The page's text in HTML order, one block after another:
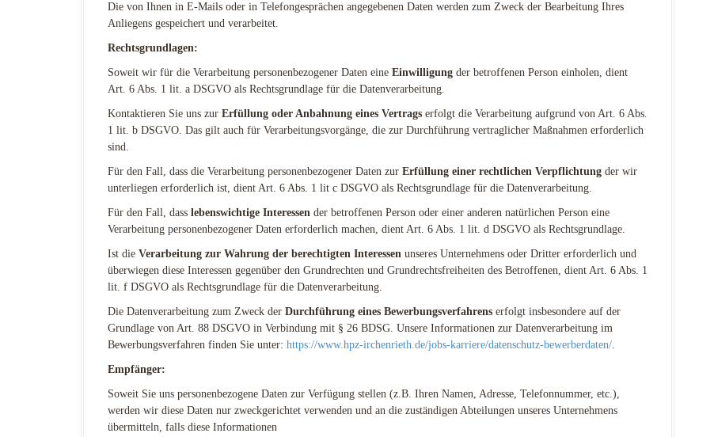
Die von Ihnen in E-Mails oder in Telefongesprächen angegebenen Daten werden zum Zweck der Bearbeitung Ihres
Anliegens gespeichert und verarbeitet.
Rechtsgrundlagen:
Soweit wir für die Verarbeitung personenbezogener Daten eine Einwilligung der betroffenen Person einholen, dient
Art. 6 Abs. 1 lit. a DSGVO als Rechtsgrundlage für die Datenverarbeitung.
Kontaktieren Sie uns zur Erfüllung oder Anbahnung eines Vertrags erfolgt die Verarbeitung aufgrund von Art. 6 Abs.
1 lit. b DSGVO. Das gilt auch für Verarbeitungsvorgänge, die zur Durchführung vertraglicher Maßnahmen erforderlich
sind.
Für den Fall, dass die Verarbeitung personenbezogener Daten zur Erfüllung einer rechtlichen Verpflichtung der wir
unterliegen erforderlich ist, dient Art. 6 Abs. 1 lit c DSGVO als Rechtsgrundlage für die Datenverarbeitung.
Für den Fall, dass lebenswichtige Interessen der betroffenen Person oder einer anderen natürlichen Person eine
Verarbeitung personenbezogener Daten erforderlich machen, dient Art. 6 Abs. 1 lit. d DSGVO als Rechtsgrundlage.
Ist die Verarbeitung zur Wahrung der berechtigten Interessen unseres Unternehmens oder Dritter erforderlich und
überwiegen diese Interessen gegenüber den Grundrechten und Grundrechtsfreiheiten des Betroffenen, dient Art. 6 Abs. 1
lit. f DSGVO als Rechtsgrundlage für die Datenverarbeitung.
Die Datenverarbeitung zum Zweck der Durchführung eines Bewerbungsverfahrens erfolgt insbesondere auf der
Grundlage von Art. 88 DSGVO in Verbindung mit § 26 BDSG. Unsere Informationen zur Datenverarbeitung im
Bewerbungsverfahren finden Sie unter: https://www.hpz-irchenrieth.de/jobs-karriere/datenschutz-bewerberdaten/.
Empfänger:
Soweit Sie uns personenbezogene Daten zur Verfügung stellen (z.B. Ihren Namen, Adresse, Telefonnummer, etc.),
werden wir diese Daten nur zweckgerichtet verwenden und an die zuständigen Abteilungen unseres Unternehmens
übermitteln, falls diese Informationen